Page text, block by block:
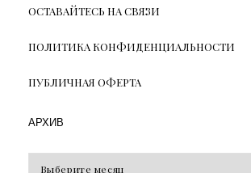
ОСТАВАЙТЕСЬ НА СВЯЗИ
ПОЛИТИКА КОНФИДЕНЦИАЛЬНОСТИ
ПУБЛИЧНАЯ ОФЕРТА
АРХИВ